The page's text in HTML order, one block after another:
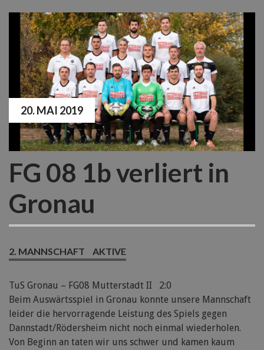
FG 08 1b verliert in
Gronau
2. MANNSCHAFT AKTIVE
20. MAI 2019
TuS Gronau – FG08 Mutterstadt II 2:0
Beim Auswärtsspiel in Gronau konnte unsere Mannschaft
leider die hervorragende Leistung des Spiels gegen
Dannstadt/Rödersheim nicht noch einmal wiederholen.
Von Beginn an taten wir uns schwer und kamen kaum